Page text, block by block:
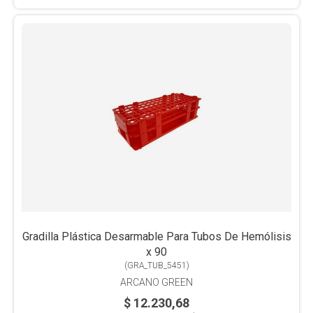
Gradilla Plástica Desarmable Para Tubos De Hemólisis
x 90
(GRA_TUB_5451 )
ARCANO GREEN
$ 12.230,68